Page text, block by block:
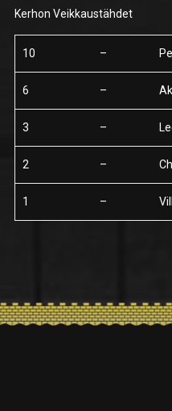
Kerhon Veikkaustähdet
10 –
6 –
3 –
2 –
1 –